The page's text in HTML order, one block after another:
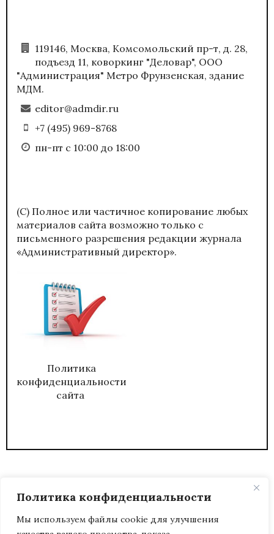
Политика конфиденциальности
Мы используем файлы cookie для улучшения
119146, Москва, Комсомольский пр-т, д. 28,
подъезд 11, коворкинг "Деловар", ООО
"Администрация" Метро Фрунзенская, здание
МДМ.
editor@admdir.ru
+7 (495) 969-8768
пн-пт с 10:00 до 18:00
(С) Полное или частичное копирование любых
материалов сайта возможно только с
письменного разрешения редакции журнала
«Административный директор».
Политика
конфиденциальности
сайта